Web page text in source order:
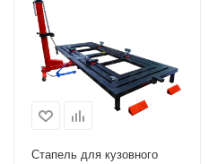
Стапель для кузовного